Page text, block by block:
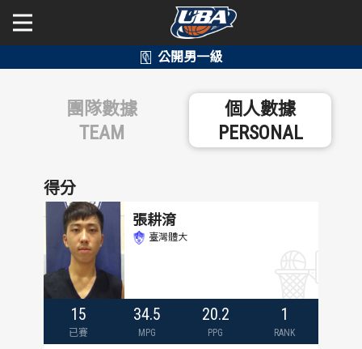
公開男一級
學年度
賽事資訊
數據統計
學年度
賽事資訊
數據統計
二級與一般組
團隊數據
TEAM
個人數據
PERSONAL
得分
張耕淯
臺灣體大
15
已賽
34.5
MPG
20.2
PPG
1
RANK